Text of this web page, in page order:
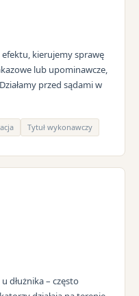
kierujemy sprawę
lub upominawcze,
przed sądami w
Tytuł wykonawczy
dłużnika – często